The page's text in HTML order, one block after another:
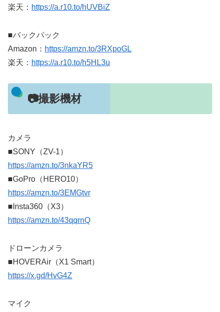
楽天： https://a.r10.to/hUVBiZ
■バックパック
Amazon： https://amzn.to/3RXpoGL
楽天： https://a.r10.to/h5HL3u
📷撮影機材
カメラ
■SONY（ZV-1）
https://amzn.to/3nkaYR5
■GoPro（HERO10）
https://amzn.to/3EMGtvr
■Insta360（X3）
https://amzn.to/43qqrnQ
ドローンカメラ
■HOVERAir（X1 Smart）
https://x.gd/HvG4Z
マイク